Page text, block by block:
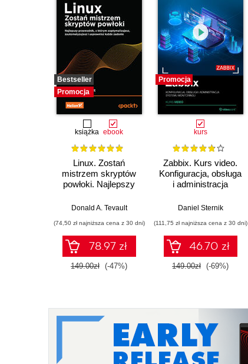
Bestseller
Promocja
książka ebook
Linux. Zostań
mistrzem skryptów
powłoki. Najlepszy
zoptymalizujesz,
usprawnisz każde
zadanie
Donald A. Tevault
(74,50 zł najniższa cena z 30 dni)
78.97 zł
149.00zł (-47%)
Promocja
kurs
Zabbix. Kurs video.
Konfiguracja, obsługa
i administracja
Daniel Sternik
(111,75 zł najniższa cena z 30 dni)
46.70 zł
149.00zł (-69%)